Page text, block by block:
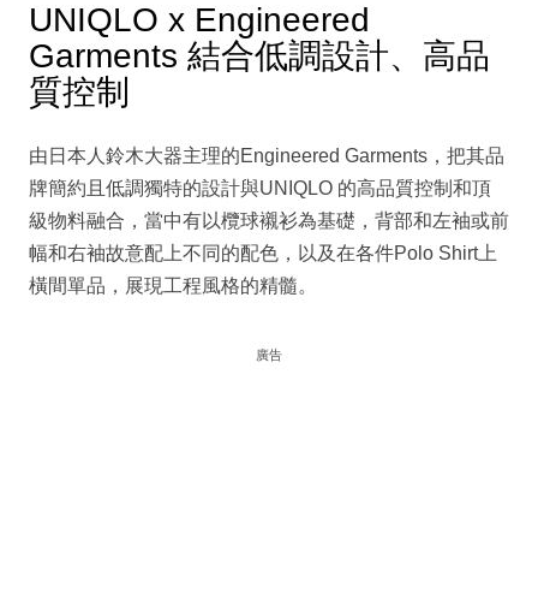
UNIQLO x Engineered
Garments 結合低調設計、高品
質控制
由日本人鈴木大器主理的Engineered Garments，把其品
牌簡約且低調獨特的設計與UNIQLO 的高品質控制和頂
級物料融合，當中有以欖球襯衫為基礎，背部和左袖或前
幅和右袖故意配上不同的配色，以及在各件Polo Shirt上
橫間單品，展現工程風格的精髓。
廣告